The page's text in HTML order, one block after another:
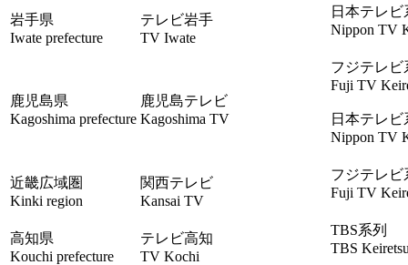
岩手県
Iwate prefecture
テレビ岩手
TV Iwate
日本テレビ
Nippon TV
鹿児島県
Kagoshima prefecture
鹿児島テレビ
Kagoshima TV
フジテレビ
Fuji TV
日本テレビ
Nippon TV
近畿広域圏
Kinki region
関西テレビ
Kansai TV
フジテレビ
Fuji TV
高知県
Kouchi prefecture
テレビ高知
TV Kochi
TBS系列
TBS